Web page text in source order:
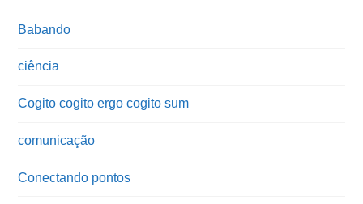
Babando
ciência
Cogito cogito ergo cogito sum
comunicação
Conectando pontos